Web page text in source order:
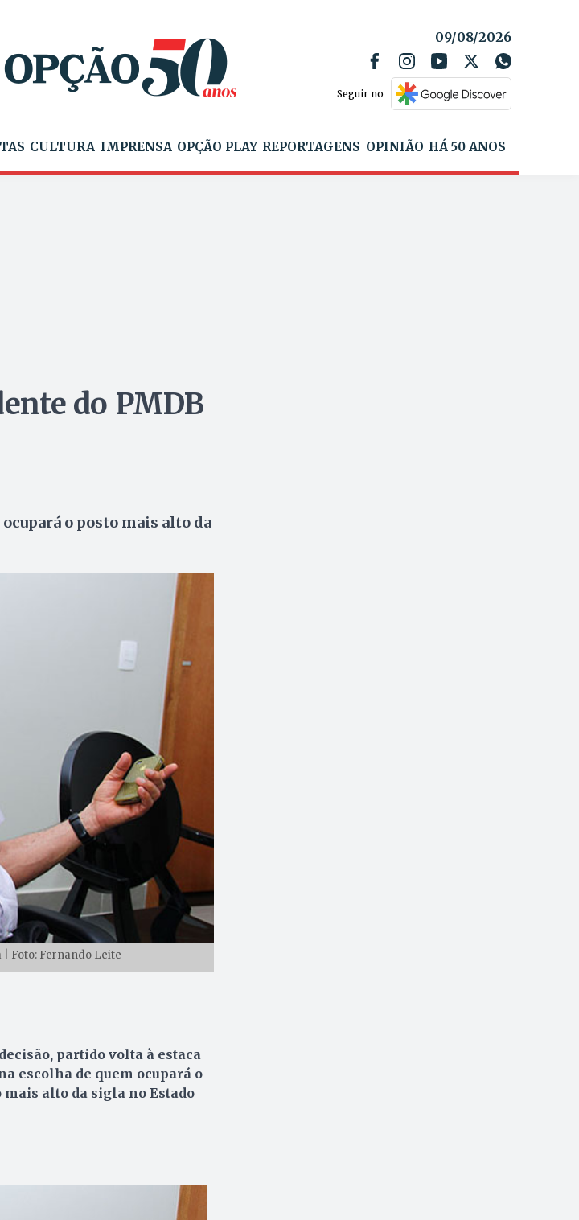
09/08/2026
Seguir no
CULTURA IMPRENSA OPÇÃO PLAY REPORTAGENS OPINIÃO HÁ 50 ANOS
do PMDB
o posto mais alto da
Foto: Fernando Leite
partido volta à estaca
escolha de quem ocupará o
mais alto da sigla no Estado